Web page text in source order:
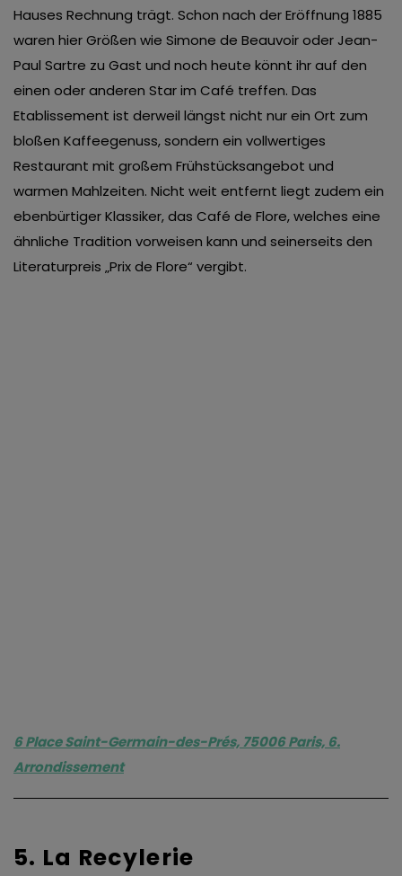
Hauses Rechnung trägt. Schon nach der Eröffnung 1885
waren hier Größen wie Simone de Beauvoir oder Jean-
Paul Sartre zu Gast und noch heute könnt ihr auf den
einen oder anderen Star im Café treffen. Das
Etablissement ist derweil längst nicht nur ein Ort zum
bloßen Kaffeegenuss, sondern ein vollwertiges
Restaurant mit großem Frühstücksangebot und
warmen Mahlzeiten. Nicht weit entfernt liegt zudem ein
ebenbürtiger Klassiker, das Café de Flore, welches eine
ähnliche Tradition vorweisen kann und seinerseits den
Literaturpreis „Prix de Flore“ vergibt.
6 Place Saint-Germain-des-Prés, 75006 Paris, 6.
Arrondissement
5. La Recylerie